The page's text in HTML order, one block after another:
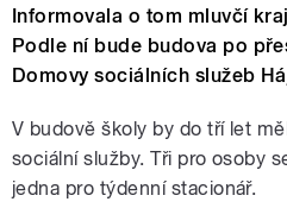
Informovala o tom mluvčí
Podle ní bude budova po
Domovy sociálních služeb
V budově školy by do tří let
sociální služby. Tři pro osoby
jedna pro týdenní stacionář.